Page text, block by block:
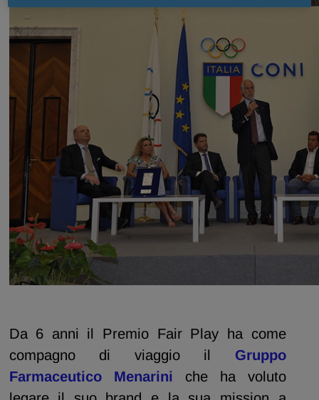
Da 6 anni il Premio Fair Play ha come
compagno di viaggio il Gruppo
Farmaceutico Menarini che ha voluto